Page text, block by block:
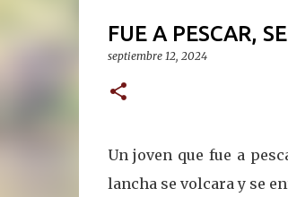
FUE A PESCAR,
septiembre 12, 2024
Un joven que fue a
lancha se volcara y se